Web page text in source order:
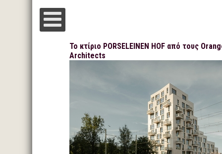
Το κτίριο PORSELEINEN HOF από τους
Architects